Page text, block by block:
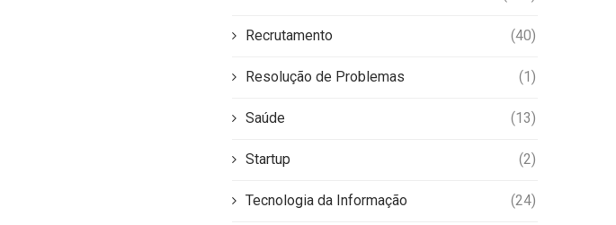
Recrutamento (40)
Resolução de Problemas (1)
Saúde (13)
Startup (2)
Tecnologia da Informação (24)